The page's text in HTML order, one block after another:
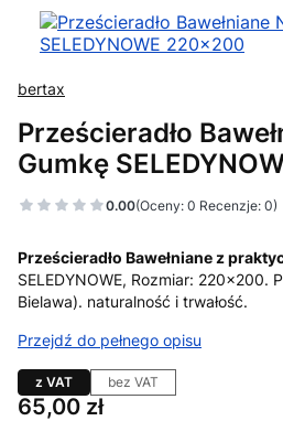
bertax
Prześcieradło
Gumkę
0.00(Oceny: 0 Recenzje: 0)
Prześcieradło Bawełniane z
SELEDYNOWE, Rozmiar: 220x200.
Bielawa). naturalność i trwałość.
Przejdź do pełnego opisu
z VAT bez VAT
Cena
65,00 zł